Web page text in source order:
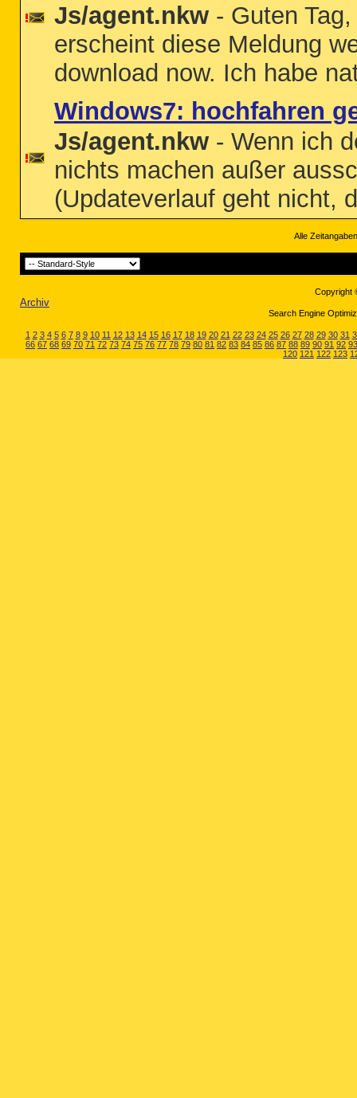
Js/agent.nkw - Guten
erscheint diese Meldung
download now. Ich habe
Windows7: hochfahren
Js/agent.nkw - Wenn ich
nichts machen außer
(Updateverlauf geht nicht,
Alle
Copyright
Archiv
Search Engine
1 2 3 4 5 6 7 8 9 10 11 12 13 14 15 16 17 18 19 20 21 22 23 24 25 26 27 28 29 30 31
66 67 68 69 70 71 72 73 74 75 76 77 78 79 80 81 82 83 84 85 86 87 88 89 90 91 92 93
120 121 122 123